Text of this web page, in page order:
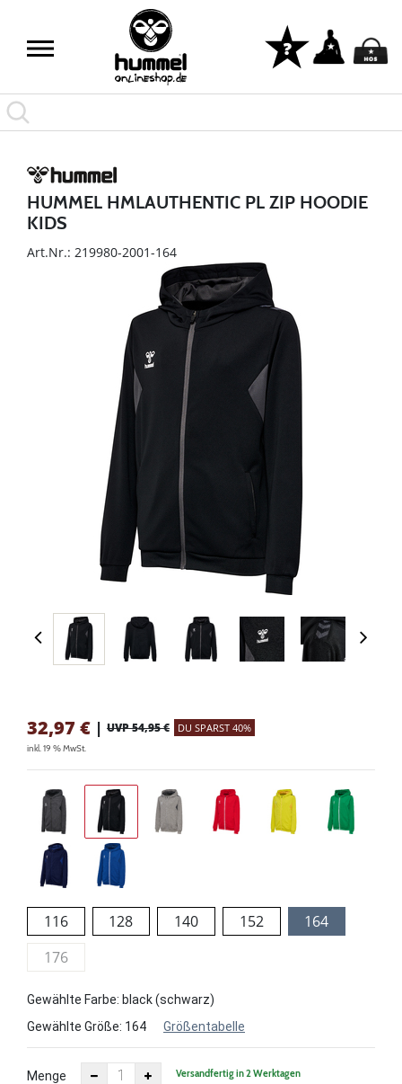
HUMMEL HMLAUTHENTIC PL ZIP HOODIE
KIDS
Art.Nr.: 219980-2001-164
32,97 € | UVP 54,95 € DU SPARST 40%
inkl. 19 % MwSt.
116 128 140 152
164
176
Gewählte Farbe: black (schwarz)
Gewählte Größe: 164 Größentabelle
Menge Versandfertig in 2 Werktagen